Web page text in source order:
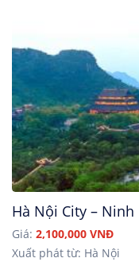
Hà Nội City –
Giá: 2,100,000 VNĐ
Xuất phát từ: Hà Nội